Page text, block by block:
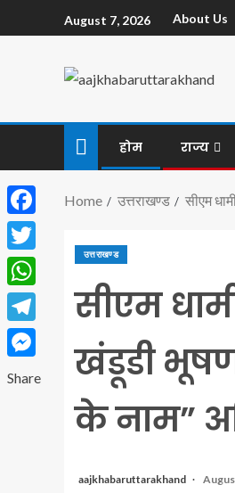
August 7, 2026 About Us
होम राज्य
Home उत्तराखण्ड सीएम
उत्तराखण्ड
सीएम
खंडूडी
के नाम”
aajkhabaruttarakhand
Facebook
Twitter
WhatsApp
Telegram
Messenger
Share